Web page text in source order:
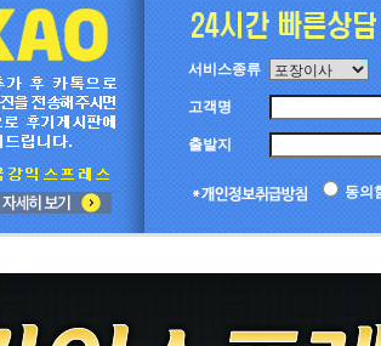
서비스종류
고객명
출발지
동의